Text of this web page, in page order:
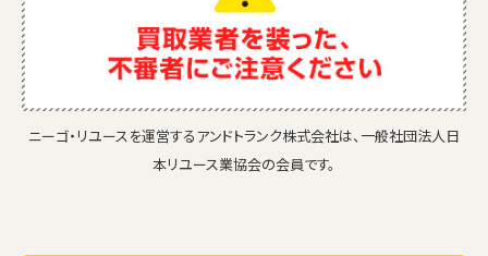
ニーゴ・リユースを運営するアンドトランク株式会社は、一般社団法人日
本リユース業協会の会員です。